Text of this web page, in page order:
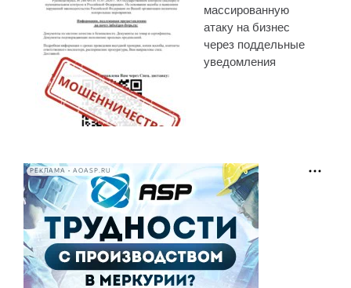
массированную
атаку на бизнес
через поддельные
уведомления
РЕКЛАМА • AOASP.RU